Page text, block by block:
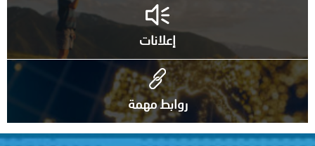
إعلانات
روابط مهمة